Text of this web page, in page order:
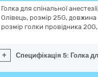
Голка для спінальної
Олівець, розмір 25G,
розмір голки провідника
+ Специфікація 5: Голка